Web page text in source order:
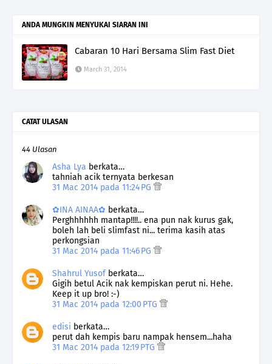
ANDA MUNGKIN MENYUKAI SIARAN INI
Cabaran 10 Hari Bersama Slim Fast Diet
March 31, 2014
CATAT ULASAN
44 Ulasan
Asha Lya berkata…
tahniah acik ternyata berkesan
31 Mac 2014 pada 11:24 PG
✿INA AINAA✿ berkata…
Perghhhhhh mantap!!!!.. ena pun nak kurus gak,
boleh lah beli slimfast ni... terima kasih atas
perkongsian
31 Mac 2014 pada 11:46 PG
Shahrul Yusofberkata…
Gigih betul Acik nak kempiskan perut ni. Hehe.
Keep it up bro! :-)
31 Mac 2014 pada 12:00 PTG
edisi berkata…
perut dah kempis baru nampak hensem...haha
31 Mac 2014 pada 12:19 PTG